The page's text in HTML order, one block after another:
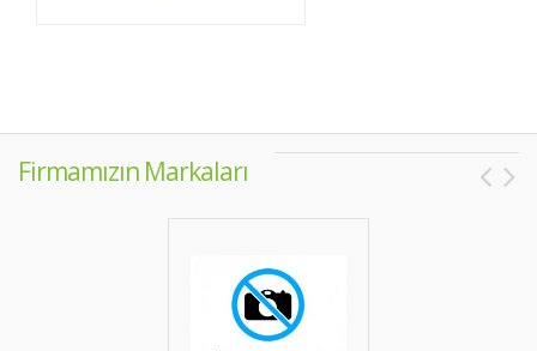
Firmamızın Markaları